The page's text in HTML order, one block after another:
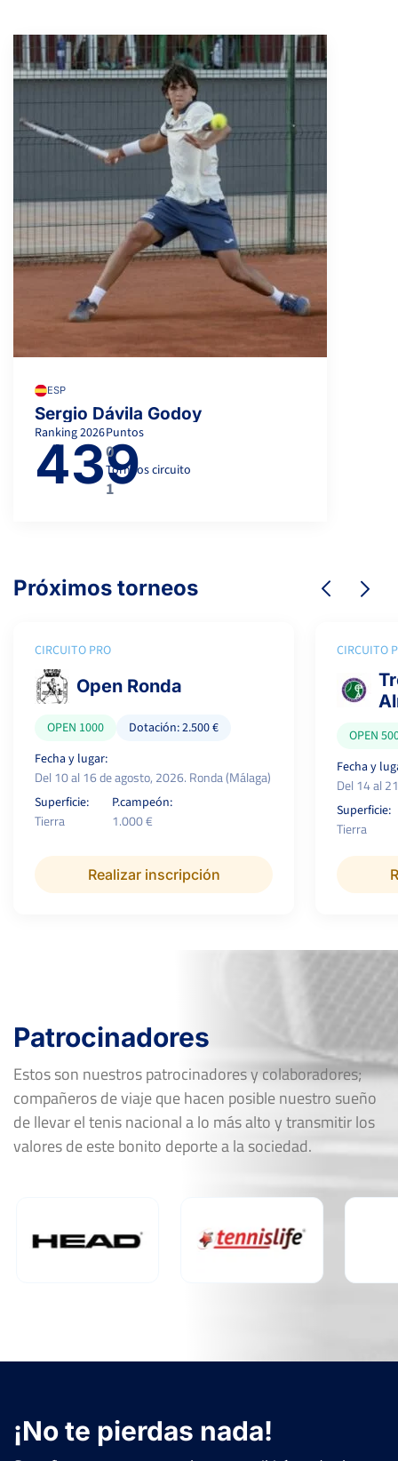
ESP
Sergio Dávila Godoy
Ranking2026
439
Puntos
0
Torneos circuito
1
Próximos torneos
CIRCUITO PRO
Open Ronda
OPEN 1000
Dotación: 2.500 €
Fecha y lugar:
Del 10 al 16 de agosto, 2026. Ronda (Málaga)
Superficie:
Tierra
P.campeón:
1.000 €
Realizar inscripción
CIRCUITO
OPEN
Fecha y
Del 14 al
Superficie:
Tierra
Patrocinadores
Estos son nuestros patrocinadores y colaboradores;
compañeros de viaje que hacen posible nuestro sueño
de llevar el tenis nacional a lo más alto y transmitir los
valores de este bonito deporte a la sociedad.
¡No te pierdas nada!